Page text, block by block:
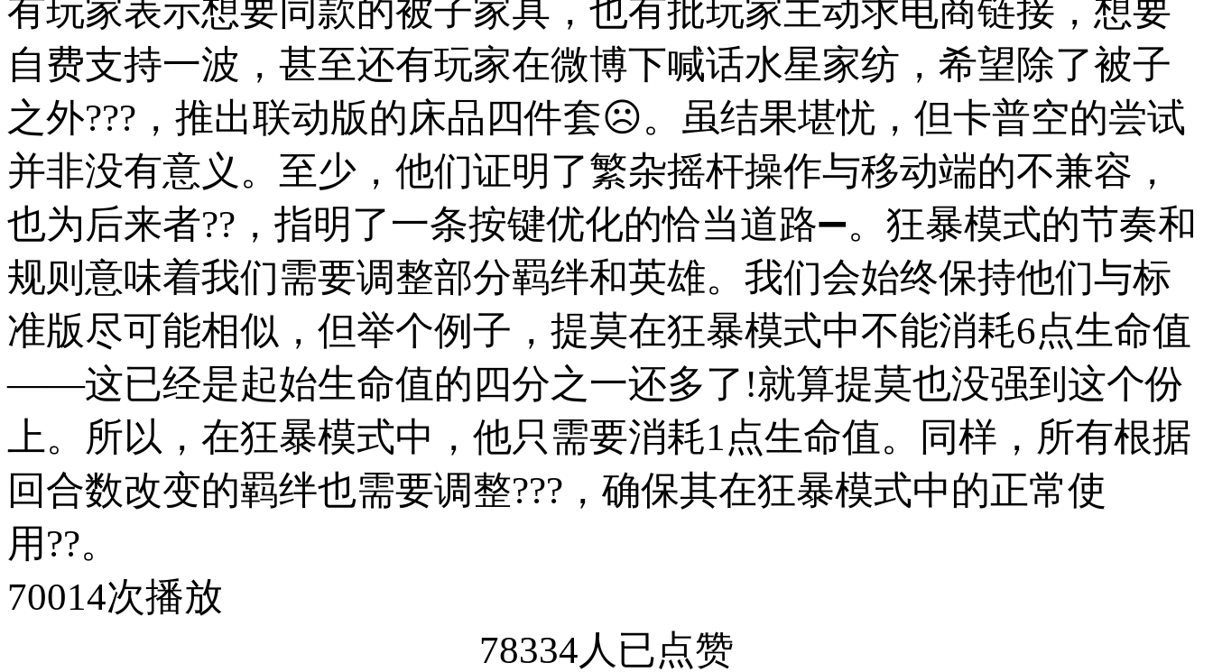
有玩家表示想要同款的被子家具，也有批玩家主动求电商链接，想要
自费支持一波，甚至还有玩家在微博下喊话水星家纺，希望除了被子
之外???，推出联动版的床品四件套☹。虽结果堪忧，但卡普空的尝试
并非没有意义。至少，他们证明了繁杂摇杆操作与移动端的不兼容，
也为后来者??，指明了一条按键优化的恰当道路➖。狂暴模式的节奏和
规则意味着我们需要调整部分羁绊和英雄。我们会始终保持他们与标
准版尽可能相似，但举个例子，提莫在狂暴模式中不能消耗6点生命值
——这已经是起始生命值的四分之一还多了!就算提莫也没强到这个份
上。所以，在狂暴模式中，他只需要消耗1点生命值。同样，所有根据
回合数改变的羁绊也需要调整???，确保其在狂暴模式中的正常使
用??。
70014次播放
78334人已点赞